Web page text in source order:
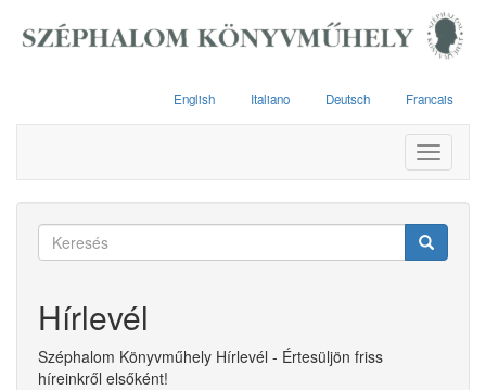
English Italiano Deutsch Francais
Toggle
Keresés
Hírlevél
Széphalom Könyvműhely Hírlevél - Értesüljön friss
híreinkről elsőként!